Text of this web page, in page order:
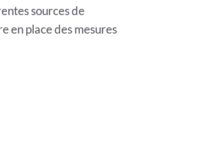
sources de
en place des mesures